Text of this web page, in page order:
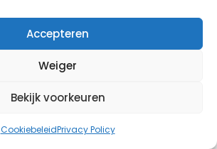
Accepteren
Weiger
Bekijk voorkeuren
CookiebeleidPrivacy Policy